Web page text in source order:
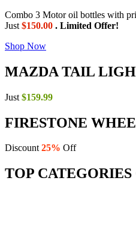
Combo 3 Motor oil bottles with
Just $150.00 . Limited Offer!
Shop Now
MAZDA TAIL
Just $159.99
FIRESTONE
Discount25% Off
TOP